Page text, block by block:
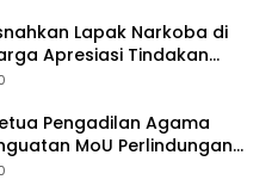
Lapak Narkoba di
Apresiasi Tindakan
Pengadilan Agama
MoU Perlindungan
Pasca Perceraian